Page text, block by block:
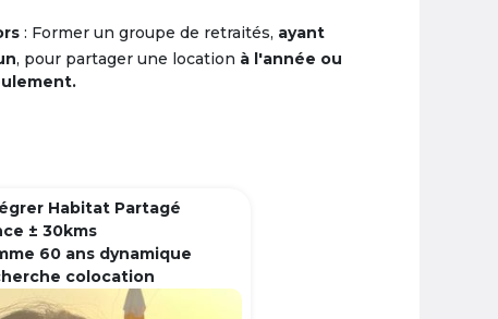
: Former un groupe de retraités, ayant
, pour partager une location à l'année ou
Habitat Partagé
± 30kms
60 ans dynamique
colocation